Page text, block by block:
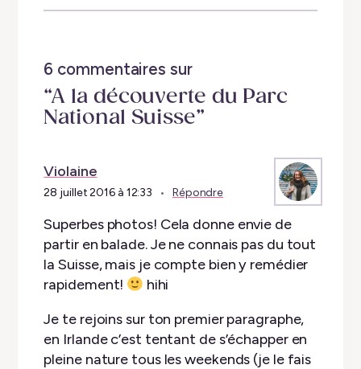
6 commentaires sur
“A la découverte du Parc
National Suisse”
Violaine
28 juillet 2016 à 12:33 Répondre
Superbes photos! Cela donne envie de
partir en balade. Je ne connais pas du tout
la Suisse, mais je compte bien y remédier
rapidement!
hihi
Je te rejoins sur ton premier paragraphe,
en Irlande c’est tentant de s’échapper en
pleine nature tous les weekends (je le fais